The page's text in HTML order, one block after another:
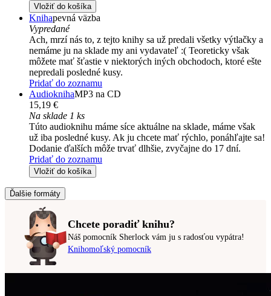
Vložiť do košíka
Knihapevná väzba
Vypredané
Ach, mrzí nás to, z tejto knihy sa už predali všetky výtlačky a
nemáme ju na sklade my ani vydavateľ :( Teoreticky však
môžete mať šťastie v niektorých iných obchodoch, ktoré ešte
nepredali posledné kusy.
Pridať do zoznamu
AudioknihaMP3 na CD
15,19 €
Na sklade 1 ks
Túto audioknihu máme síce aktuálne na sklade, máme však
už iba posledné kusy. Ak ju chcete mať rýchlo, ponáhľajte sa!
Dodanie ďalších môže trvať dlhšie, zvyčajne do 17 dní.
Pridať do zoznamu
Vložiť do košíka
Ďalšie formáty
Chcete poradiť knihu?
Náš pomocník Sherlock vám ju s radosťou vypátra!
Knihomoľský pomocník